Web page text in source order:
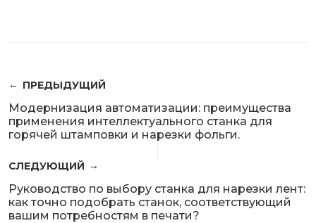
ПРЕДЫДУЩИЙ
Модернизация автоматизации: преимущества
применения интеллектуального станка для
горячей штамповки и нарезки фольги.
СЛЕДУЮЩИЙ
Руководство по выбору станка для нарезки лент:
как точно подобрать станок, соответствующий
вашим потребностям в печати?